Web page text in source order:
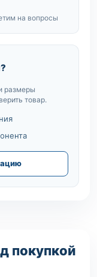
на вопросы
размеры
товар.
покупкой